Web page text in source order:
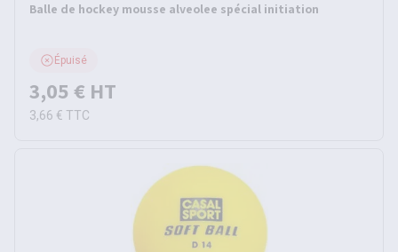
Balle de hockey mousse alveolee spécial initiation
Épuisé
3,05 € HT
3,66 € TTC